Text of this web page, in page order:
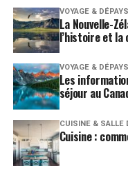
VOYAGE &
La Nouvelle-
l’histoire et la
VOYAGE &
Les
séjour au
CUISINE & SALLE
Cuisine :